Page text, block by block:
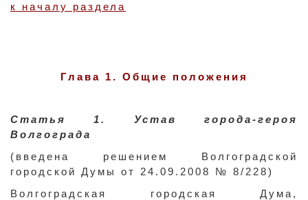
к началу раздела
Глава 1. Общие положения
Статья 1. Устав города-героя
Волгограда
(введена решением Волгоградской
городской Думы от 24.09.2008 № 8/228)
Волгоградская городская Дума,